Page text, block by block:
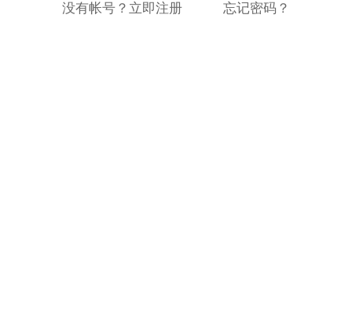
没有帐号？立即注册 忘记密码？